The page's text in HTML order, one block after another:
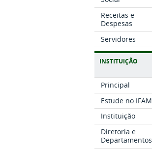
Receitas e
Despesas
Servidores
INSTITUIÇÃO
Principal
Estude no IFAM
Instituição
Diretoria e
Departamentos